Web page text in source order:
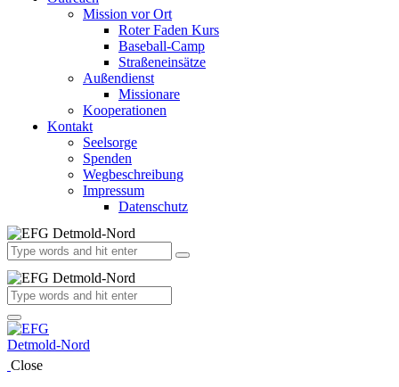
Mission vor Ort
Roter Faden Kurs
Baseball-Camp
Straßeneinsätze
Außendienst
Missionare
Kooperationen
Kontakt
Seelsorge
Spenden
Wegbeschreibung
Impressum
Datenschutz
Close